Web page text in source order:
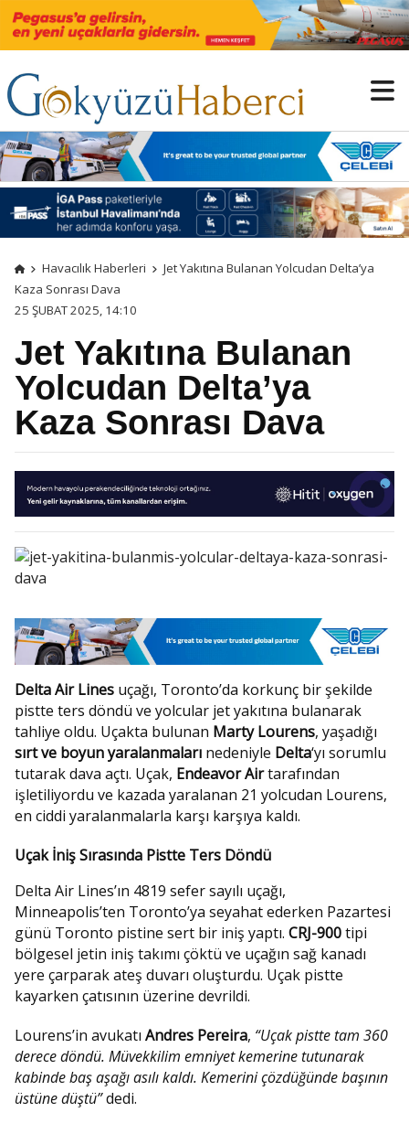
Havacılık Haberleri
Jet Yakıtına Bulanan Yolcudan Delta’ya
Kaza Sonrası Dava
25 ŞUBAT 2025, 14:10
Jet Yakıtına Bulanan
Yolcudan Delta’ya
Kaza Sonrası Dava
Delta Air Lines uçağı, Toronto’da korkunç bir şekilde
pistte ters döndü ve yolcular jet yakıtına bulanarak
tahliye oldu. Uçakta bulunan Marty Lourens, yaşadığı
sırt ve boyun yaralanmaları nedeniyle Delta‘yı sorumlu
tutarak dava açtı. Uçak, Endeavor Airtarafından
işletiliyordu ve kazada yaralanan 21 yolcudan Lourens,
en ciddi yaralanmalarla karşı karşıya kaldı.
Uçak İniş Sırasında Pistte Ters Döndü
Delta Air Lines’ın 4819 sefer sayılı uçağı,
Minneapolis’ten Toronto’ya seyahat ederken Pazartesi
günü Toronto pistine sert bir iniş yaptı. CRJ-900tipi
bölgesel jetin iniş takımı çöktü ve uçağın sağ kanadı
yere çarparak ateş duvarı oluşturdu. Uçak pistte
kayarken çatısının üzerine devrildi.
Lourens’in avukatı Andres Pereira, “Uçak pistte tam 360
derece döndü. Müvekkilim emniyet kemerine tutunarak
kabinde baş aşağı asılı kaldı. Kemerini çözdüğünde başının
üstüne düştü”dedi.